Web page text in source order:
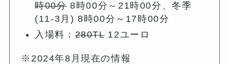
時00分8時00分～21時00分、冬季
(11-3月) 8時00分～17時00分
入場料：280TL12ユーロ
※2024年8月現在の情報